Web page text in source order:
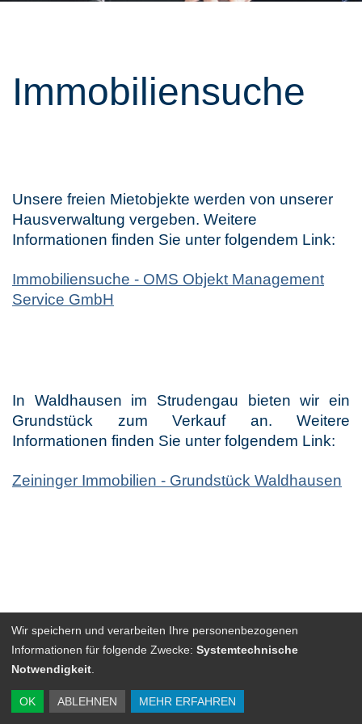
Immobiliensuche
Unsere freien Mietobjekte werden von unserer
Hausverwaltung vergeben. Weitere
Informationen finden Sie unter folgendem Link:
Immobiliensuche - OMS Objekt Management
Service GmbH
In Waldhausen im Strudengau bieten wir ein
Grundstück zum Verkauf an. Weitere
Informationen finden Sie unter folgendem Link:
Zeininger Immobilien - Grundstück Waldhausen
Wir speichern und verarbeiten Ihre personenbezogenen
Informationen für folgende Zwecke: Systemtechnische
Notwendigkeit
OK ABLEHNEN MEHR ERFAHREN